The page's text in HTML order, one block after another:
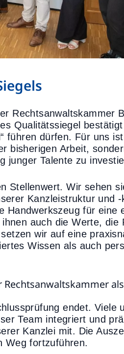
Rechtsanwaltskammer
Qualitätssiegel
führen dürfen. Für uns
bisherigen Arbeit,
junger Talente zu
Stellenwert. Wir sehen
Kanzleistruktur und
Handwerkszeug für eine
auch die Werte, die
wir auf eine
Wissen als auch
endet. Viele
Team integriert und
Kanzlei mit. Die
Weg fortzuführen.